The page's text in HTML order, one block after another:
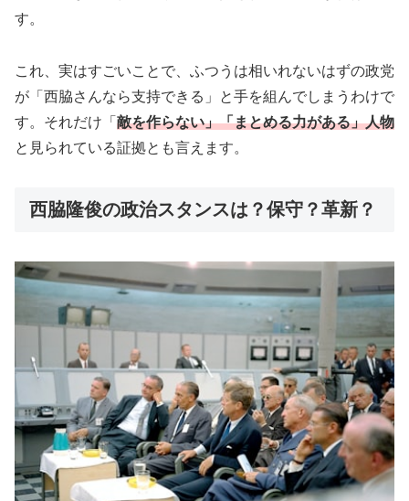
す。
これ、実はすごいことで、ふつうは相いれないはずの政党
が「西脇さんなら支持できる」と手を組んでしまうわけで
す。それだけ「 敵を作らない」「まとめる力がある」人物
と見られている証拠とも言えます。
西脇隆俊の政治スタンスは？保守？革新？